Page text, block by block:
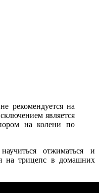
рекомендуется на
является
на колени по
отжиматься и
на трицепс в домашних